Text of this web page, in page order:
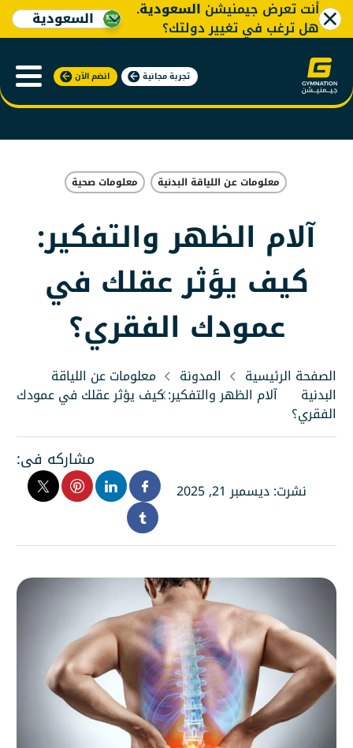
تجربة مجانية انضم الآن
أنت تعرض جيمنيشن السعودية.
هل ترغب في تغيير دولتك؟ السعودية
معلومات عن اللياقة البدنية معلومات صحية
آلام الظهر والتفكير:
كيف يؤثر عقلك في
عمودك الفقري؟
الصفحة الرئيسية المدونة معلومات عن اللياقة
البدنية آلام الظهر والتفكير: كيف يؤثر عقلك في عمودك
الفقري؟
نشرت: ديسمبر 21, 2025
مشاركه فى: